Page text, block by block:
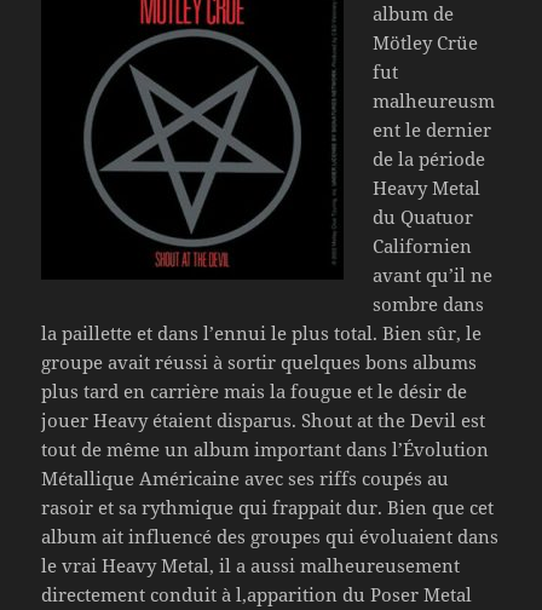
album de
Mötley Crüe
fut
malheureusm
ent le dernier
de la période
Heavy Metal
du Quatuor
Californien
avant qu’il ne
sombre dans
la paillette et dans l’ennui le plus total. Bien sûr, le
groupe avait réussi à sortir quelques bons albums
plus tard en carrière mais la fougue et le désir de
jouer Heavy étaient disparus. Shout at the Devil est
tout de même un album important dans l’Évolution
Métallique Américaine avec ses riffs coupés au
rasoir et sa rythmique qui frappait dur. Bien que cet
album ait influencé des groupes qui évoluaient dans
le vrai Heavy Metal, il a aussi malheureusement
directement conduit à l,apparition du Poser Metal